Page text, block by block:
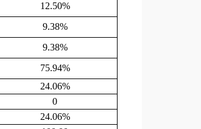
12.50%
9.38%
9.38%
75.94%
24.06%
0
24.06%